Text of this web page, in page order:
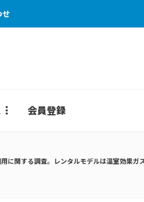
せ
会員登録
に関する調査。レンタルモデルは温室効果ガ